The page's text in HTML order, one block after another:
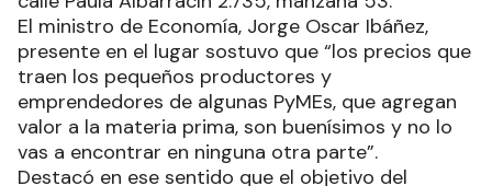
El ministro de Economía, Jorge Oscar Ibáñez,
presente en el lugar sostuvo que “los precios que
traen los pequeños productores y
emprendedores de algunas PyMEs, que agregan
valor a la materia prima, son buenísimos y no lo
vas a encontrar en ninguna otra parte”.
Destacó en ese sentido que el objetivo del